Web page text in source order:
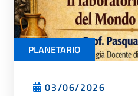
PLANETARIO
03/06/2026